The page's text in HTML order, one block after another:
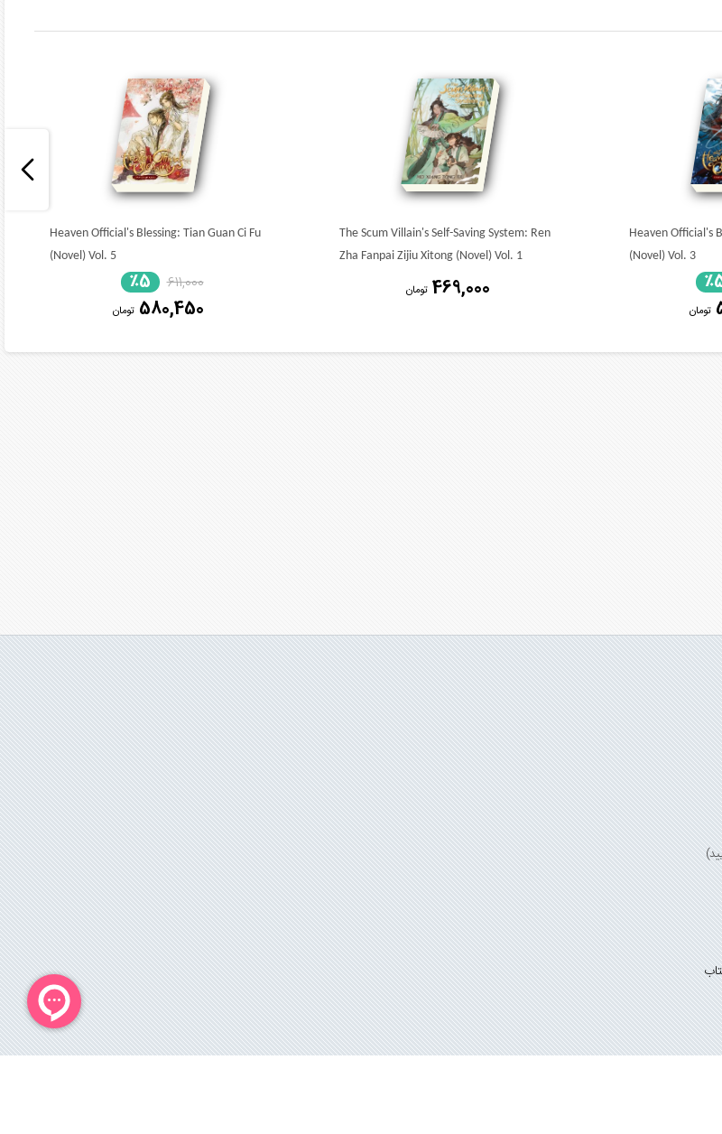
Heaven Official's
(Novel) Vol. 3
تومان
The Scum Villain's Self-Saving System: Ren
Zha Fanpai Zijiu Xitong (Novel) Vol. 1
469,000 تومان
Heaven Official's Blessing: Tian Guan Ci Fu
(Novel) Vol. 5
611,000
٪5
580,450 تومان